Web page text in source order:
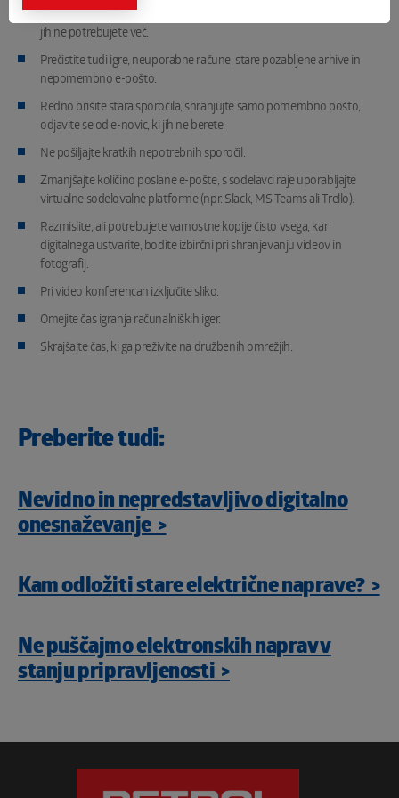
Izbrišite datoteke, fotografije in videe, ki so podvojeni, zamegljeni ali
jih ne potrebujete več.
Prečistite tudi igre, neuporabne račune, stare pozabljene arhive in
nepomembno e-pošto.
Redno brišite stara sporočila, shranjujte samo pomembno pošto,
odjavite se od e-novic, ki jih ne berete.
Ne pošiljajte kratkih nepotrebnih sporočil.
Zmanjšajte količino poslane e-pošte, s sodelavci raje uporabljajte
virtualne sodelovalne platforme (npr. Slack, MS Teams ali Trello).
Razmislite, ali potrebujete varnostne kopije čisto vsega, kar
digitalnega ustvarite, bodite izbirčni pri shranjevanju videov in
fotografij.
Pri video konferencah izključite sliko.
Omejite čas igranja računalniških iger.
Skrajšajte čas, ki ga preživite na družbenih omrežjih.
Preberite tudi:
Nevidno in nepredstavljivo digitalno
onesnaževanje >
Kam odložiti stare električne naprave? >
Ne puščajmo elektronskih naprav v
stanju pripravljenosti >